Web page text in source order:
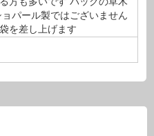
パール製ではございません
を差し上げます